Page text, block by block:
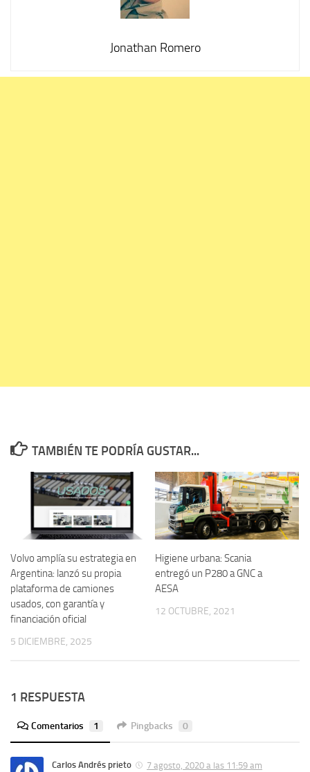
Jonathan Romero
TAMBIÉN TE PODRÍA GUSTAR...
Volvo amplía su estrategia en
Argentina: lanzó su propia
plataforma de camiones
usados, con garantía y
financiación oficial
5 DICIEMBRE, 2025
Higiene urbana: Scania
entregó un P280 a GNC a
AESA
12 OCTUBRE, 2021
1 RESPUESTA
Comentarios 1 Pingbacks 0
Carlos Andrés prieto
7 agosto, 2020 a las 11:59 am